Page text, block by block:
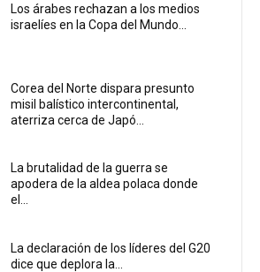
Los árabes rechazan a los medios
israelíes en la Copa del Mundo...
Corea del Norte dispara presunto
misil balístico intercontinental,
aterriza cerca de Japó...
La brutalidad de la guerra se
apodera de la aldea polaca donde
el...
La declaración de los líderes del G20
dice que deplora la...